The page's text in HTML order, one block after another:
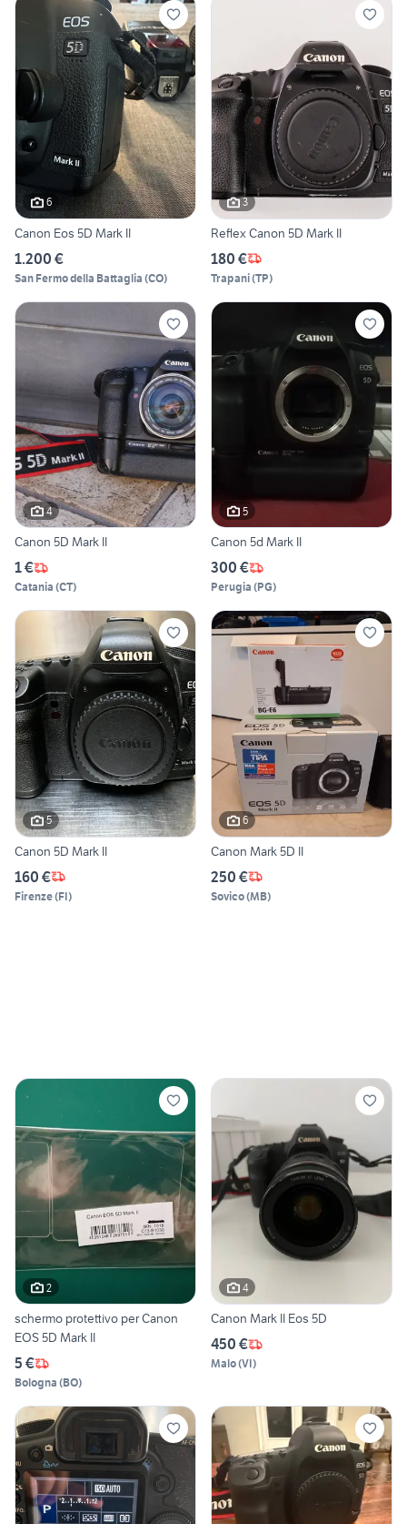
6
Canon Eos 5D Mark II
1.200 €
San Fermo della Battaglia (CO)
3
Reflex Canon 5D Mark II
180 €
Trapani(TP)
4
Canon 5D Mark II
1 €
Catania (CT)
5
Canon 5d Mark II
300 €
Perugia (PG)
5
Canon 5D Mark II
160 €
Firenze(FI)
6
Canon Mark 5D II
250 €
Sovico(MB)
2
schermo protettivo per Canon
EOS 5D Mark II
5 €
Bologna (BO)
4
Canon Mark II Eos 5D
450 €
Malo(VI)